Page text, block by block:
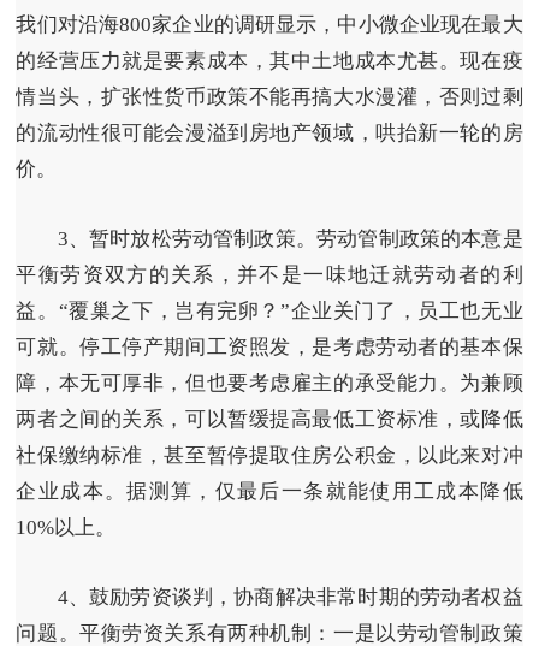
我们对沿海800家企业的调研显示，中小微企业现在最大
的经营压力就是要素成本，其中土地成本尤甚。现在疫
情当头，扩张性货币政策不能再搞大水漫灌，否则过剩
的流动性很可能会漫溢到房地产领域，哄抬新一轮的房
价。
3、暂时放松劳动管制政策。劳动管制政策的本意是
平衡劳资双方的关系，并不是一味地迁就劳动者的利
益。“覆巢之下，岂有完卵？”企业关门了，员工也无业
可就。停工停产期间工资照发，是考虑劳动者的基本保
障，本无可厚非，但也要考虑雇主的承受能力。为兼顾
两者之间的关系，可以暂缓提高最低工资标准，或降低
社保缴纳标准，甚至暂停提取住房公积金，以此来对冲
企业成本。据测算，仅最后一条就能使用工成本降低
10%以上。
4、鼓励劳资谈判，协商解决非常时期的劳动者权益
问题。平衡劳资关系有两种机制：一是以劳动管制政策